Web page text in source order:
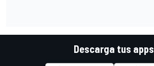
Descarga tus apps